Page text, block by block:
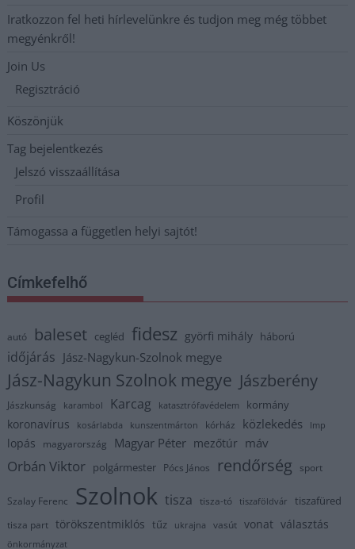
Iratkozzon fel heti hírlevelünkre és tudjon meg még többet
megyénkről!
Join Us
Regisztráció
Köszönjük
Tag bejelentkezés
Jelszó visszaállítása
Profil
Támogassa a független helyi sajtót!
Címkefelhő
autó baleset cegléd fidesz györfi mihály háború
időjárás Jász-Nagykun-Szolnok megye
Jász-Nagykun Szolnok megye Jászberény
Jászkunság karambol Karcag katasztrófavédelem kormány
koronavírus kosárlabda kunszentmárton kórház közlekedés lmp
lopás magyarország Magyar Péter mezőtúr máv
Orbán Viktor polgármester Pócs János rendőrség sport
Szalay Ferenc Szolnok tisza tisza-tó tiszaföldvár tiszafüred
tisza part törökszentmiklós tűz ukrajna vasút vonat választás
önkormányzat